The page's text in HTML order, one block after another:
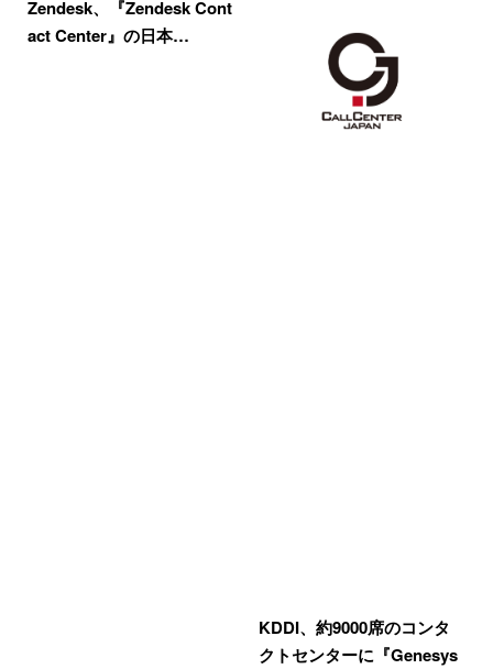
Zendesk、『Zendesk Cont
act Center』の日本…
KDDI、約9000席のコンタ
クトセンターに『Genesys